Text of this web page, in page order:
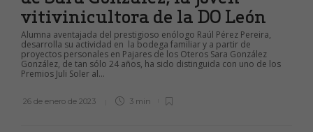
vitivinicultora de la DO León
Alumna aventajada del prestigioso enólogo Raúl Pérez Pereira,
desarrolla su actividad en la bodega familiar y a partir de
proyectos personales en Pajares de los Oteros Sara González
González, de tan sólo 24 años, ha sido distinguida con uno de los
Premios Juli Soler al...
26 de enero de 2023 3 min